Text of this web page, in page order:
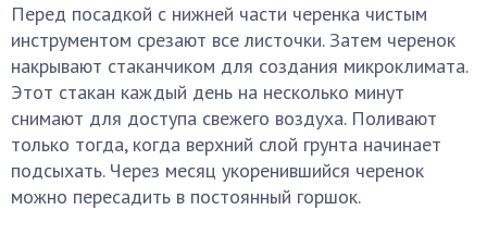
Перед посадкой с нижней части черенка чистым
инструментом срезают все листочки. Затем черенок
накрывают стаканчиком для создания микроклимата.
Этот стакан каждый день на несколько минут
снимают для доступа свежего воздуха. Поливают
только тогда, когда верхний слой грунта начинает
подсыхать. Через месяц укоренившийся черенок
можно пересадить в постоянный горшок.